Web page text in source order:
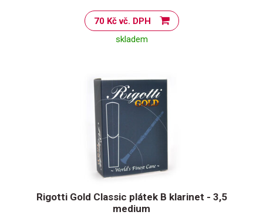
70 Kč vč. DPH
skladem
Rigotti Gold Classic plátek B klarinet - 3,5
medium